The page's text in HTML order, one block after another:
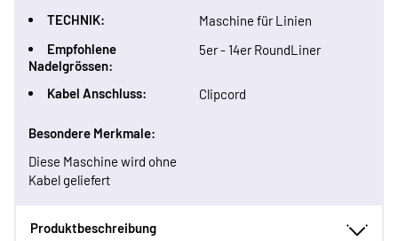
TECHNIK:
Maschine für Linien
Empfohlene
Nadelgrössen:
5er - 14er RoundLiner
Kabel Anschluss: Clipcord
Besondere Merkmale:
Diese Maschine wird ohne
Kabel geliefert
Produktbeschreibung